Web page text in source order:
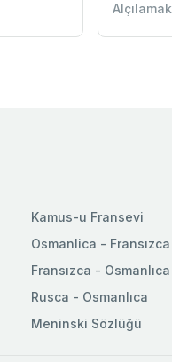
Alçılamak
Kamus-u Fransevi
Osmanlica - Fransızca
Fransızca - Osmanlıca
Rusca - Osmanlıca
Meninski Sözlüğü